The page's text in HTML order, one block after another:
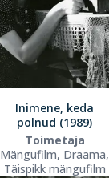
Inimene, keda
polnud (1989)
Toimetaja
Mängufilm, Draama,
Täispikk mängufilm